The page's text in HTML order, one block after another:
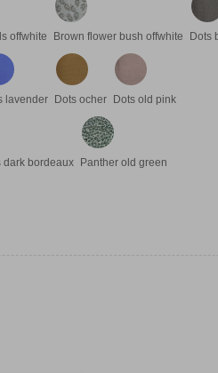
offwhite Brown flower bush offwhite Dots
lavender Dots ocher Dots old pink
dark bordeaux Panther old green